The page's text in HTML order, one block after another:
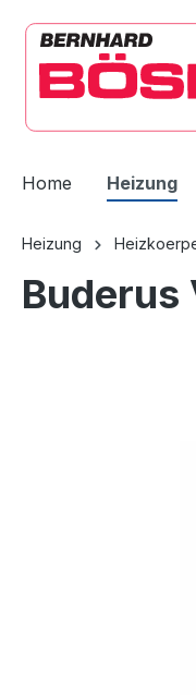
Zur
Home Heizung
Heizung